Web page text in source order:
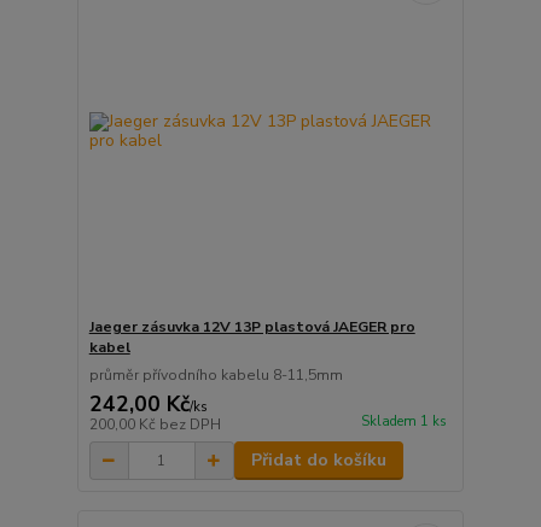
Jaeger zásuvka 12V 13P plastová JAEGER pro
kabel
průměr přívodního kabelu 8-11,5mm
242,00 Kč/ks
200,00 Kč bez DPH Skladem 1 ks
Přidat do košíku